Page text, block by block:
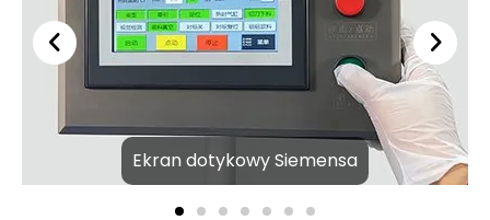
Ekran dotykowy Siemensa